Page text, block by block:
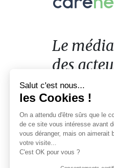
Le
acteurs
de
l'engagement
Le média
des
de
Salut c'est nous...
les Cookies !
On a attendu d'être sûrs que le
de ce site vous intéresse avant
vous déranger, mais on aimerait
votre visite...
C'est OK pour vous ?